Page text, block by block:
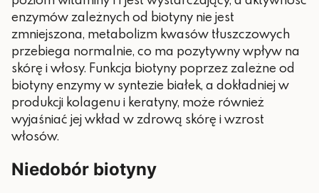
enzymów zależnych od biotyny nie jest
zmniejszona, metabolizm kwasów tłuszczowych
przebiega normalnie, co ma pozytywny wpływ na
skórę i włosy. Funkcja biotyny poprzez zależne od
biotyny enzymy w syntezie białek, a dokładniej w
produkcji kolagenu i keratyny, może również
wyjaśniać jej wkład w zdrową skórę i wzrost
włosów.
Niedobór biotyny